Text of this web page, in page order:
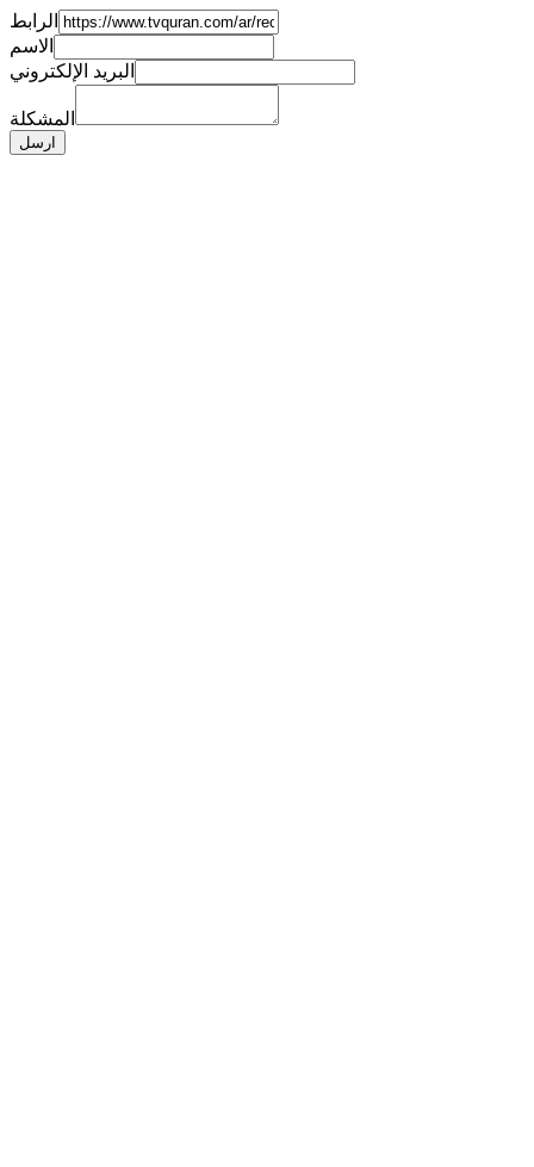
الرابط
الاسم
البريد الإلكتروني
المشكلة
ارسل